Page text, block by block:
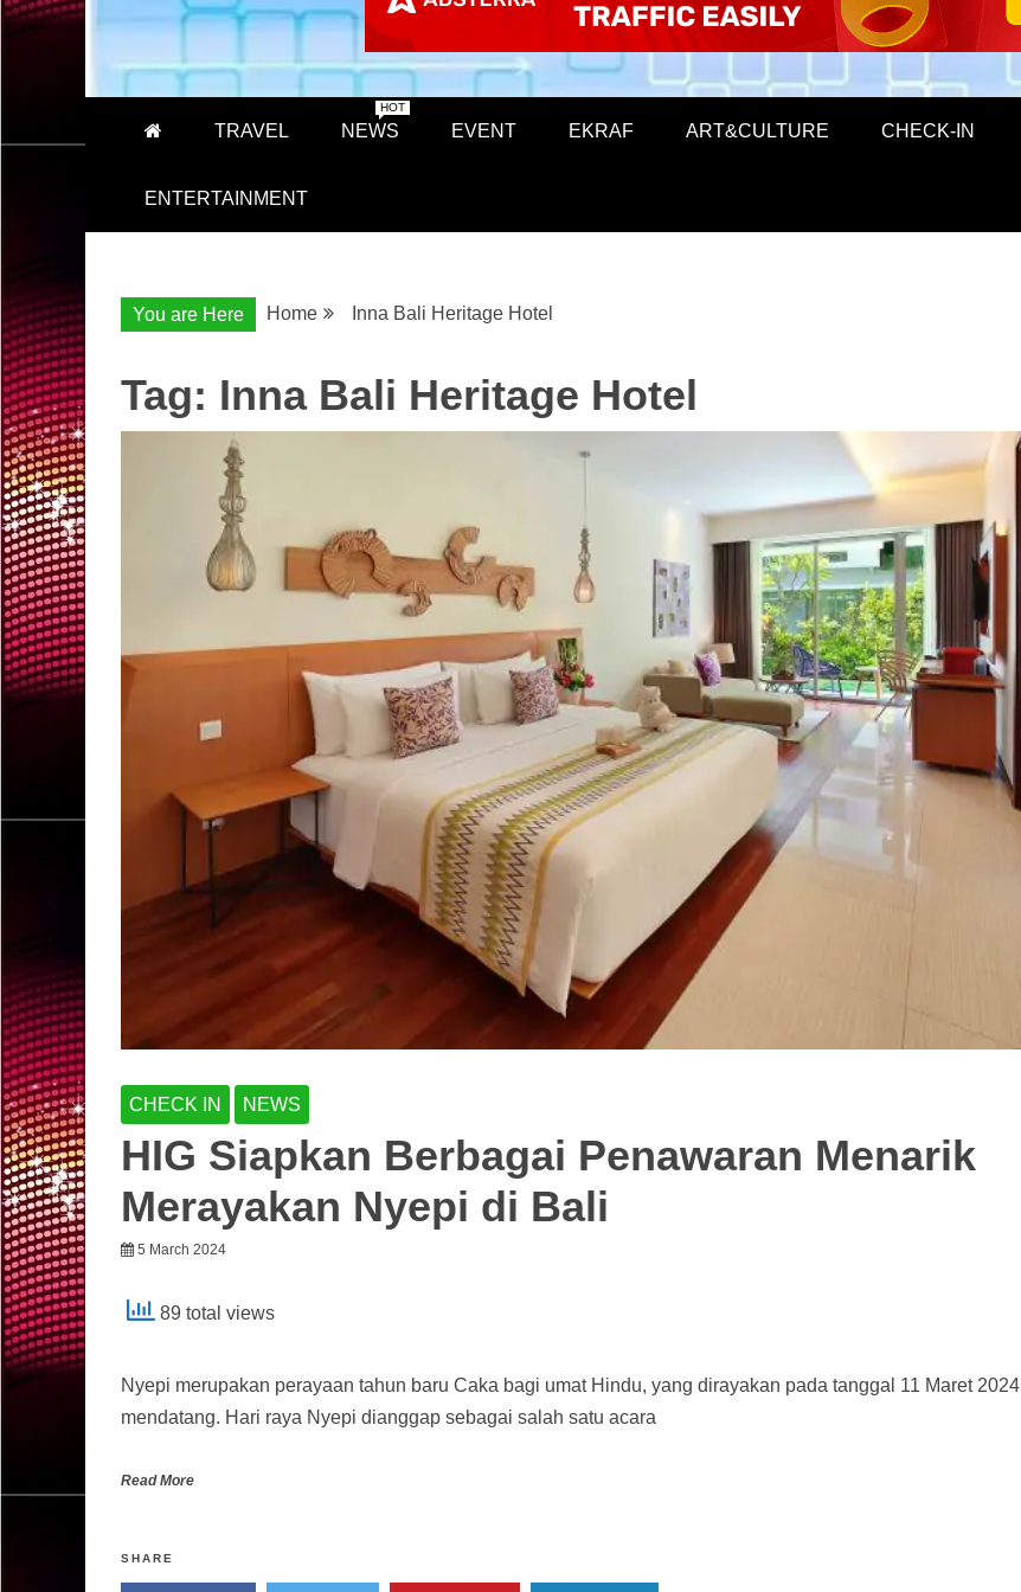
TRAVEL NEWS
HOT
EVENT EKRAF ART&CULTURE CHECK-IN
ENTERTAINMENT
You are Here Home Inna Bali Heritage Hotel
Tag: Inna Bali Heritage Hotel
CHECK IN NEWS
HIG Siapkan Berbagai Penawaran Menarik
Merayakan Nyepi di Bali
5 March 2024
89 total views
Nyepi merupakan perayaan tahun baru Caka bagi umat Hindu, yang dirayakan pada tanggal 11 Maret 2024
mendatang. Hari raya Nyepi dianggap sebagai salah satu acara
Read More
SHARE